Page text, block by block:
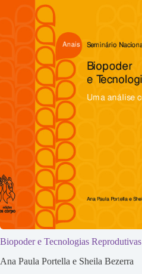
Biopoder e Tecnologias Reprodutivas
Ana Paula Portella e Sheila Bezerra